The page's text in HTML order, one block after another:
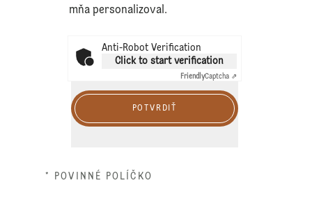
mňa personalizoval.
Anti-Robot Verification
Click to start verification
FriendlyCaptcha ⇗
POTVRDIŤ
* POVINNÉ POLÍČKO